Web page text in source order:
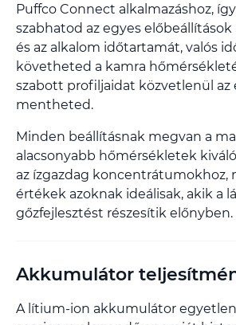
Puffco Connect alkalmazáshoz,
szabhatod az egyes
és az alkalom időtartamát, valós
követheted a kamra
szabott profiljaidat közvetlenül az
mentheted.
Minden beállításnak megvan a
alacsonyabb hőmérsékletek
az ízgazdag koncentrátumokhoz,
értékek azoknak ideálisak, akik a
gőzfejlesztést részesítik előnyben.
Akkumulátor
A lítium-ion akkumulátor